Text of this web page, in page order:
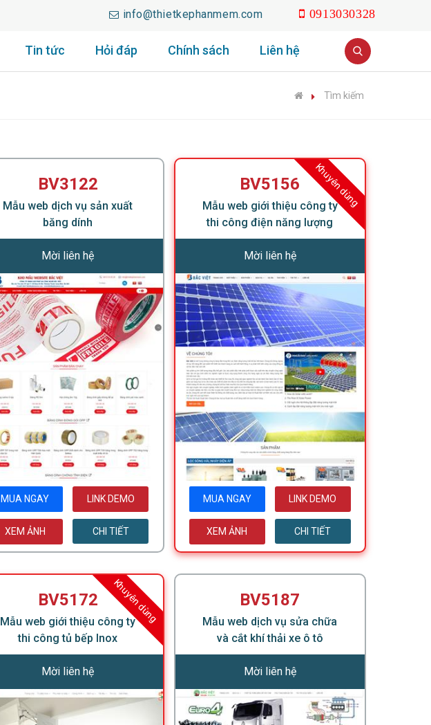
info@thietkephanmem.com 0913030328
Tin tức Hỏi đáp Chính sách Liên hệ
Tìm kiếm
BV3122
Mẫu web dịch vụ sản xuất
băng dính
Mời liên hệ
MUA NGAY LINK DEMO
XEM ẢNH CHI TIẾT
Khuyên dùng
BV5156
Mẫu web giới thiệu công ty
thi công điện năng lượng
mặt trời
Mời liên hệ
MUA NGAY LINK DEMO
XEM ẢNH CHI TIẾT
Khuyên dùng
BV5172
Mẫu web giới thiệu công ty
thi công tủ bếp Inox
Mời liên hệ
BV5187
Mẫu web dịch vụ sửa chữa
và cắt khí thải xe ô tô
Mời liên hệ